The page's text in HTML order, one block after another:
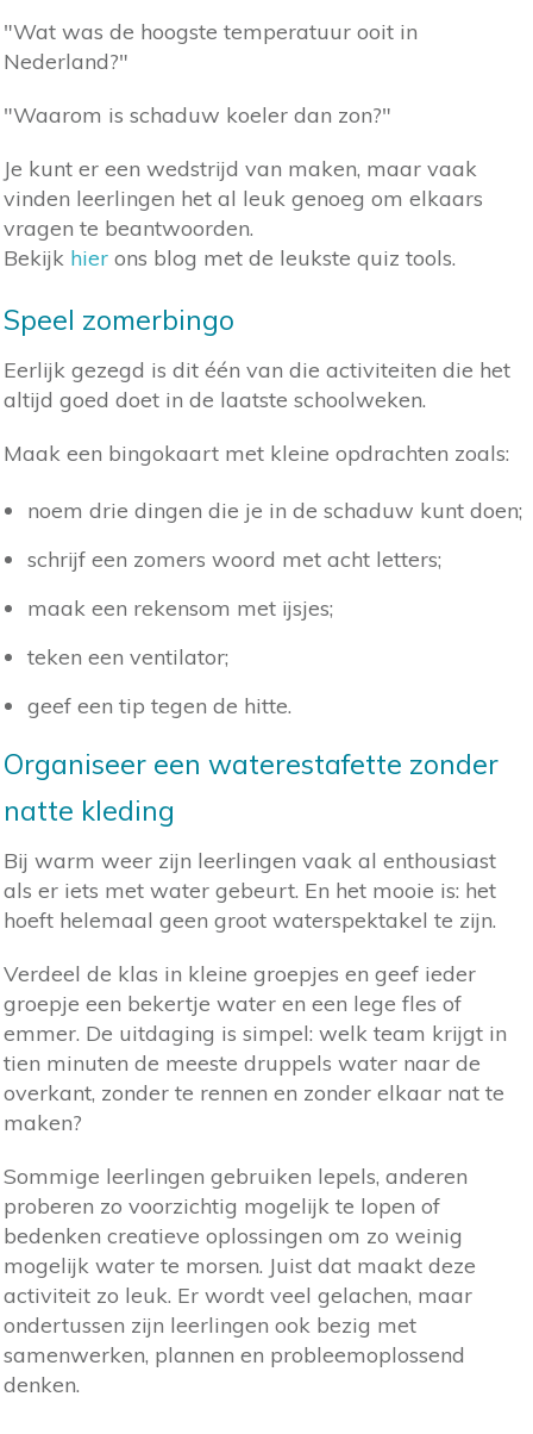
"Wat was de hoogste temperatuur ooit in
Nederland?"
"Waarom is schaduw koeler dan zon?"
Je kunt er een wedstrijd van maken, maar vaak
vinden leerlingen het al leuk genoeg om elkaars
vragen te beantwoorden.
Bekijk hier ons blog met de leukste quiz tools.
Speel zomerbingo
Eerlijk gezegd is dit één van die activiteiten die het
altijd goed doet in de laatste schoolweken.
Maak een bingokaart met kleine opdrachten zoals:
noem drie dingen die je in de schaduw kunt doen;
schrijf een zomers woord met acht letters;
maak een rekensom met ijsjes;
teken een ventilator;
geef een tip tegen de hitte.
Organiseer een waterestafette zonder
natte kleding
Bij warm weer zijn leerlingen vaak al enthousiast
als er iets met water gebeurt. En het mooie is: het
hoeft helemaal geen groot waterspektakel te zijn.
Verdeel de klas in kleine groepjes en geef ieder
groepje een bekertje water en een lege fles of
emmer. De uitdaging is simpel: welk team krijgt in
tien minuten de meeste druppels water naar de
overkant, zonder te rennen en zonder elkaar nat te
maken?
Sommige leerlingen gebruiken lepels, anderen
proberen zo voorzichtig mogelijk te lopen of
bedenken creatieve oplossingen om zo weinig
mogelijk water te morsen. Juist dat maakt deze
activiteit zo leuk. Er wordt veel gelachen, maar
ondertussen zijn leerlingen ook bezig met
samenwerken, plannen en probleemoplossend
denken.